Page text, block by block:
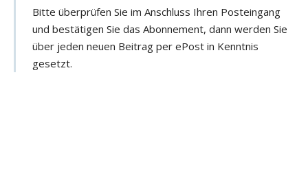
-
M
a
i
Bitte überprüfen Sie im Anschluss Ihren Posteingang
und bestätigen Sie das Abonnement, dann werden Sie
über jeden neuen Beitrag per ePost in Kenntnis
gesetzt.